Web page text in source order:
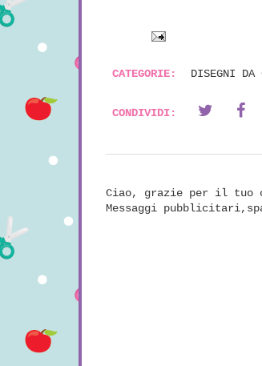
CATEGORIE: DISEGNI DA
CONDIVIDI:
Ciao, grazie per il tuo
Messaggi